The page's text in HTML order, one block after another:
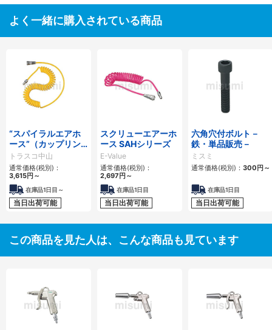
よく一緒に購入されている商品
“スパイラルエアホ
ース”（カップリン
グ付）
トラスコ中山
通常価格(税別)：
3,615円～
在庫品1日目～
当日出荷可能
スクリューエアーホ
ース SAHシリーズ
E-Value
通常価格(税別)：
2,697円～
在庫品1日目
当日出荷可能
六角穴付ボルト－
鉄・単品販売－
ミスミ
通常価格(税別)： 300円～
在庫品1日目
当日出荷可能
この商品を見た人は、こんな商品も見ています